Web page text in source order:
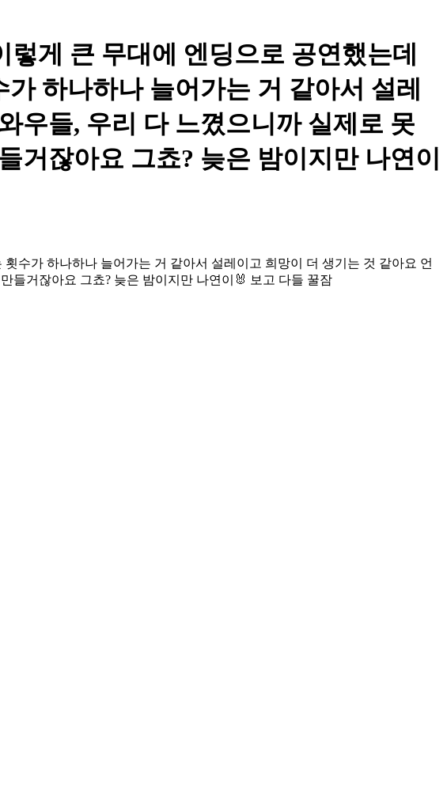
게 큰 무대에 엔딩으로 공연했는데
하나하나 늘어가는 거 같아서 설레
우들, 우리 다 느꼈으니까 실제로 못
거잖아요 그쵸? 늦은 밤이지만 나연이
수가 하나하나 늘어가는 거 같아서 설레이고 희망이 더 생기는 것 같아요 언
들거잖아요 그쵸? 늦은 밤이지만 나연이🐰 보고 다들 꿀잠